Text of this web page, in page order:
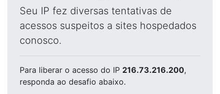
Seu IP fez diversas tentativas de
acessos suspeitos a sites hospedados
conosco.
Para liberar o acesso do IP 216.73.216.200,
responda ao desafio abaixo.